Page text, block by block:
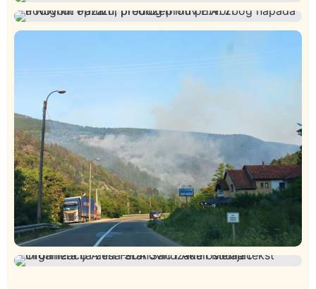
Lončar o Opštoj bolnici u Novom Pazaru: „Šta glumite?
Taksi stanicu?“